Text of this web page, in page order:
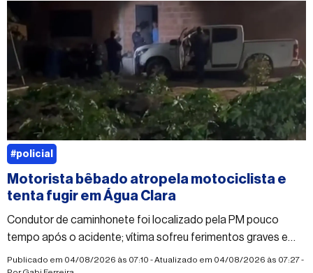
Motorista bêbado atropela motociclista e
tenta fugir em Água Clara
Condutor de caminhonete foi localizado pela PM pouco
tempo após o acidente; vítima sofreu ferimentos graves e
suspeita de fraturas nas duas pernas
Publicado em 04/08/2026 às 07:10 - Atualizado em 04/08/2026 às 07:27 -
#policial